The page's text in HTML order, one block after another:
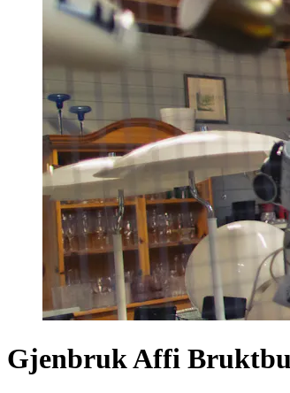
GjenbrukAffi